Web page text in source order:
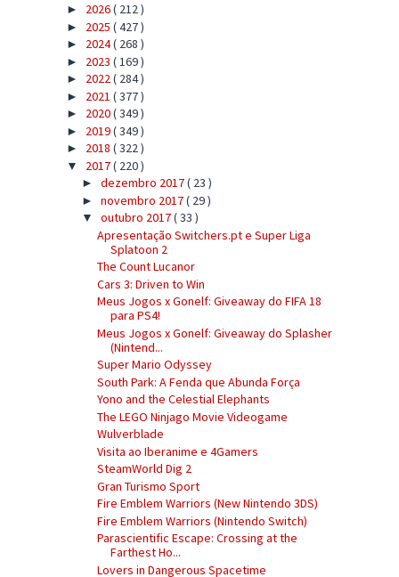
► 2026( 212 )
► 2025 ( 427 )
► 2024( 268 )
► 2023 ( 169 )
► 2022( 284 )
► 2021 ( 377 )
► 2020( 349 )
► 2019( 349 )
► 2018 ( 322 )
▼ 2017( 220 )
► dezembro 2017( 23 )
► novembro 2017( 29 )
▼ outubro 2017( 33 )
Apresentação Switchers.pt e Super Liga
Splatoon 2
The Count Lucanor
Cars 3: Driven to Win
Meus Jogos x Gonelf: Giveaway do FIFA 18
para PS4!
Meus Jogos x Gonelf: Giveaway do Splasher
(Nintend...
Super Mario Odyssey
South Park: A Fenda que Abunda Força
Yono and the Celestial Elephants
The LEGO Ninjago Movie Videogame
Wulverblade
Visita ao Iberanime e 4Gamers
SteamWorld Dig 2
Gran Turismo Sport
Fire Emblem Warriors (New Nintendo 3DS)
Fire Emblem Warriors (Nintendo Switch)
Parascientific Escape: Crossing at the
Farthest Ho...
Lovers in Dangerous Spacetime